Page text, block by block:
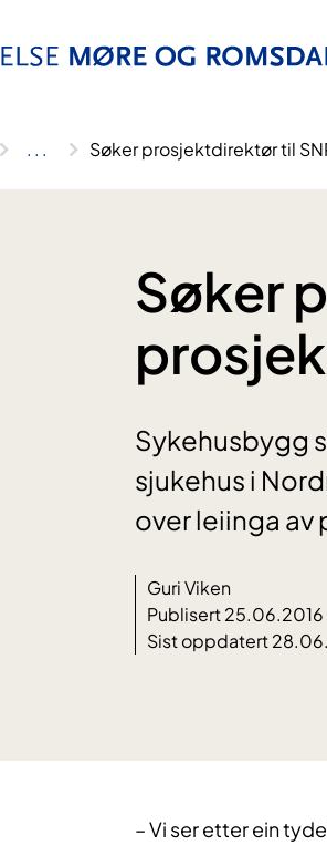
.. . Søker prosjektdirektør til
Søker
Sykehusbygg
sjukehus i
over leiinga
Guri Viken
Publisert 25.06.2016
Sist oppdatert
– Vi ser etter ein